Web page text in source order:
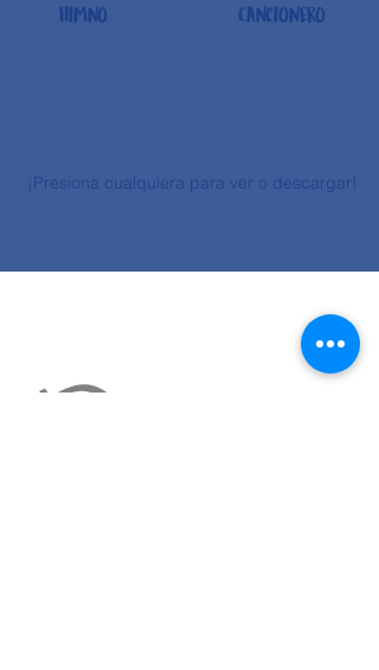
Himno Cancionero
¡Presiona cualquiera para ver o descargar!